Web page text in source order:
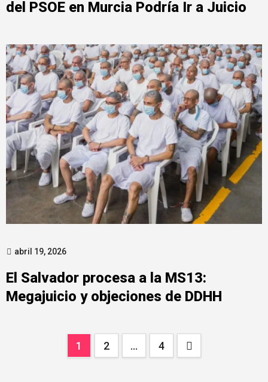
del PSOE en Murcia Podría Ir a Juicio
abril 19, 2026
El Salvador procesa a la MS13:
Megajuicio y objeciones de DDHH
Paginación
1 2 … 4